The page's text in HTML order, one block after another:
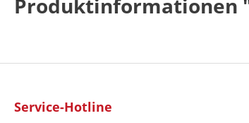
Produktinformationen
Service-Hotline